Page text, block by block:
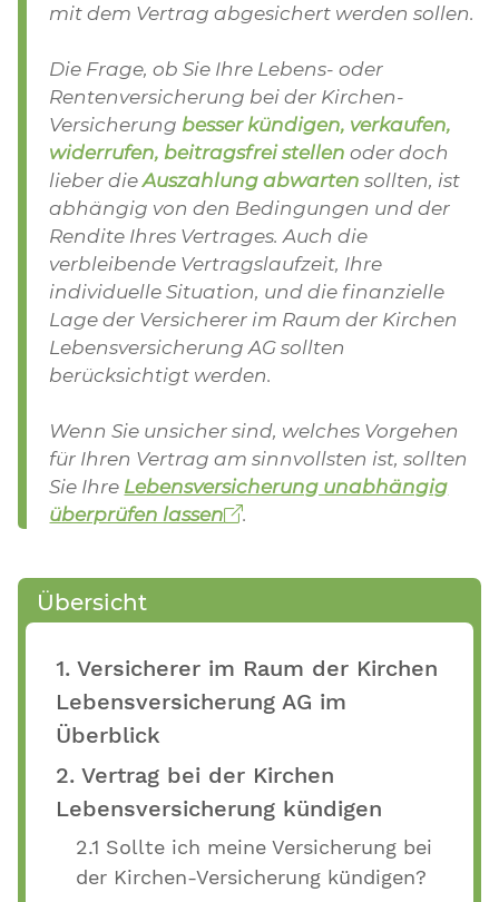
mit dem Vertrag abgesichert werden sollen.
Die Frage, ob Sie Ihre Lebens- oder
Rentenversicherung bei der Kirchen-
Versicherung besser kündigen, verkaufen,
widerrufen, beitragsfrei stellen oder doch
lieber dieAuszahlung abwarten sollten, ist
abhängig von den Bedingungen und der
Rendite Ihres Vertrages. Auch die
verbleibende Vertragslaufzeit, Ihre
individuelle Situation, und die finanzielle
Lage der Versicherer im Raum der Kirchen
Lebensversicherung AG sollten
berücksichtigt werden.
Wenn Sie unsicher sind, welches Vorgehen
für Ihren Vertrag am sinnvollsten ist, sollten
Sie Ihre Lebensversicherung unabhängig
überprüfen lassen
.
Übersicht
1. Versicherer im Raum der Kirchen
Lebensversicherung AG im
Überblick
2. Vertrag bei der Kirchen
Lebensversicherung kündigen
2.1 Sollte ich meine Versicherung bei
der Kirchen-Versicherung kündigen?